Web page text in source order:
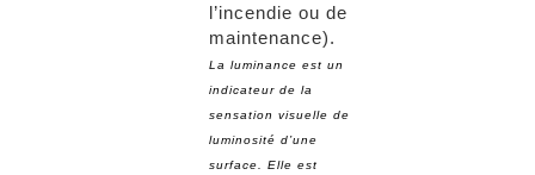
l’incendie ou de
maintenance).
La luminance est un
indicateur de la
sensation visuelle de
luminosité d’une
surface. Elle est